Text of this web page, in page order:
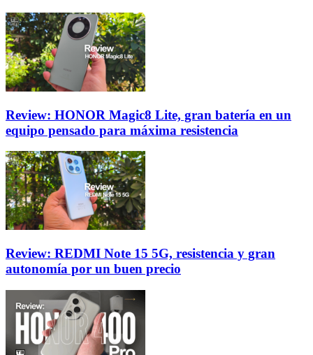
Review: HONOR Magic8 Lite, gran batería en un
equipo pensado para máxima resistencia
Review: REDMI Note 15 5G, resistencia y gran
autonomía por un buen precio